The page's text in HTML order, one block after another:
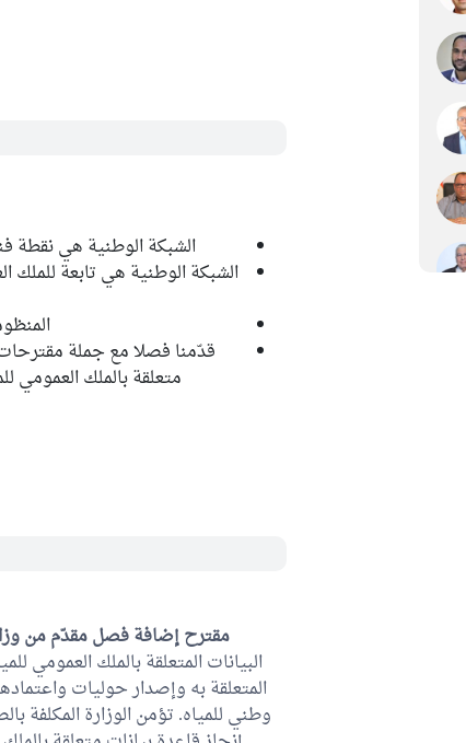
الشبكة الوطنية هي نقطة
الشبكة الوطنية هي تابعة للملك
قدّمنا فصلا مع جملة
متعلقة بالملك العمومي
مقترح إضافة فصل مقدّم من
البيانات المتعلقة بالملك العمومي
المتعلقة به وإصدار حوليات
وطني للمياه. تؤمن الوزارة المكلفة